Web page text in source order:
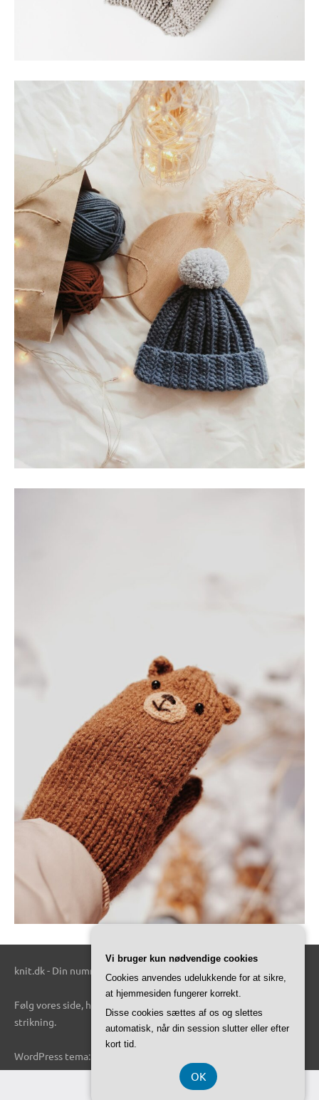
knit.dk - Din nummer 1 kilde til alt relateret til strik.
Følg vores side, hvis du er en person, der gerne vil vide mere om
strikning.
WordPress tema: Dynamico by ThemeZee.
CVR-Nummer 374 077 39
Vi bruger kun nødvendige cookies
Cookies anvendes udelukkende for at sikre,
at hjemmesiden fungerer korrekt.
Disse cookies sættes af os og slettes
automatisk, når din session slutter eller efter
kort tid.
OK